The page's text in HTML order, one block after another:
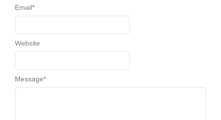
Message*
Email*
Website